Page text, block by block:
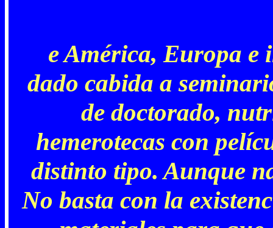
e América, Europa e
dado cabida a
de doctorado,
hemerotecas con
distinto tipo. Aunque
No basta con la